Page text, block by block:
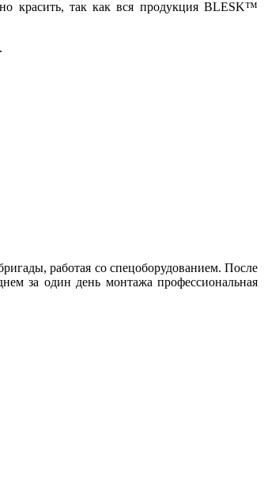
красить, так как вся продукция BLESK™
работая со спецоборудованием. После
за один день монтажа профессиональная